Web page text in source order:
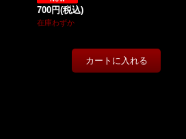
700円(税込)
在庫わずか